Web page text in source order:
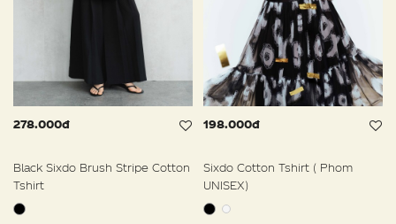
278.000đ
Black Sixdo Brush Stripe Cotton
Tshirt
198.000đ
Sixdo Cotton Tshirt ( Phom
UNISEX)